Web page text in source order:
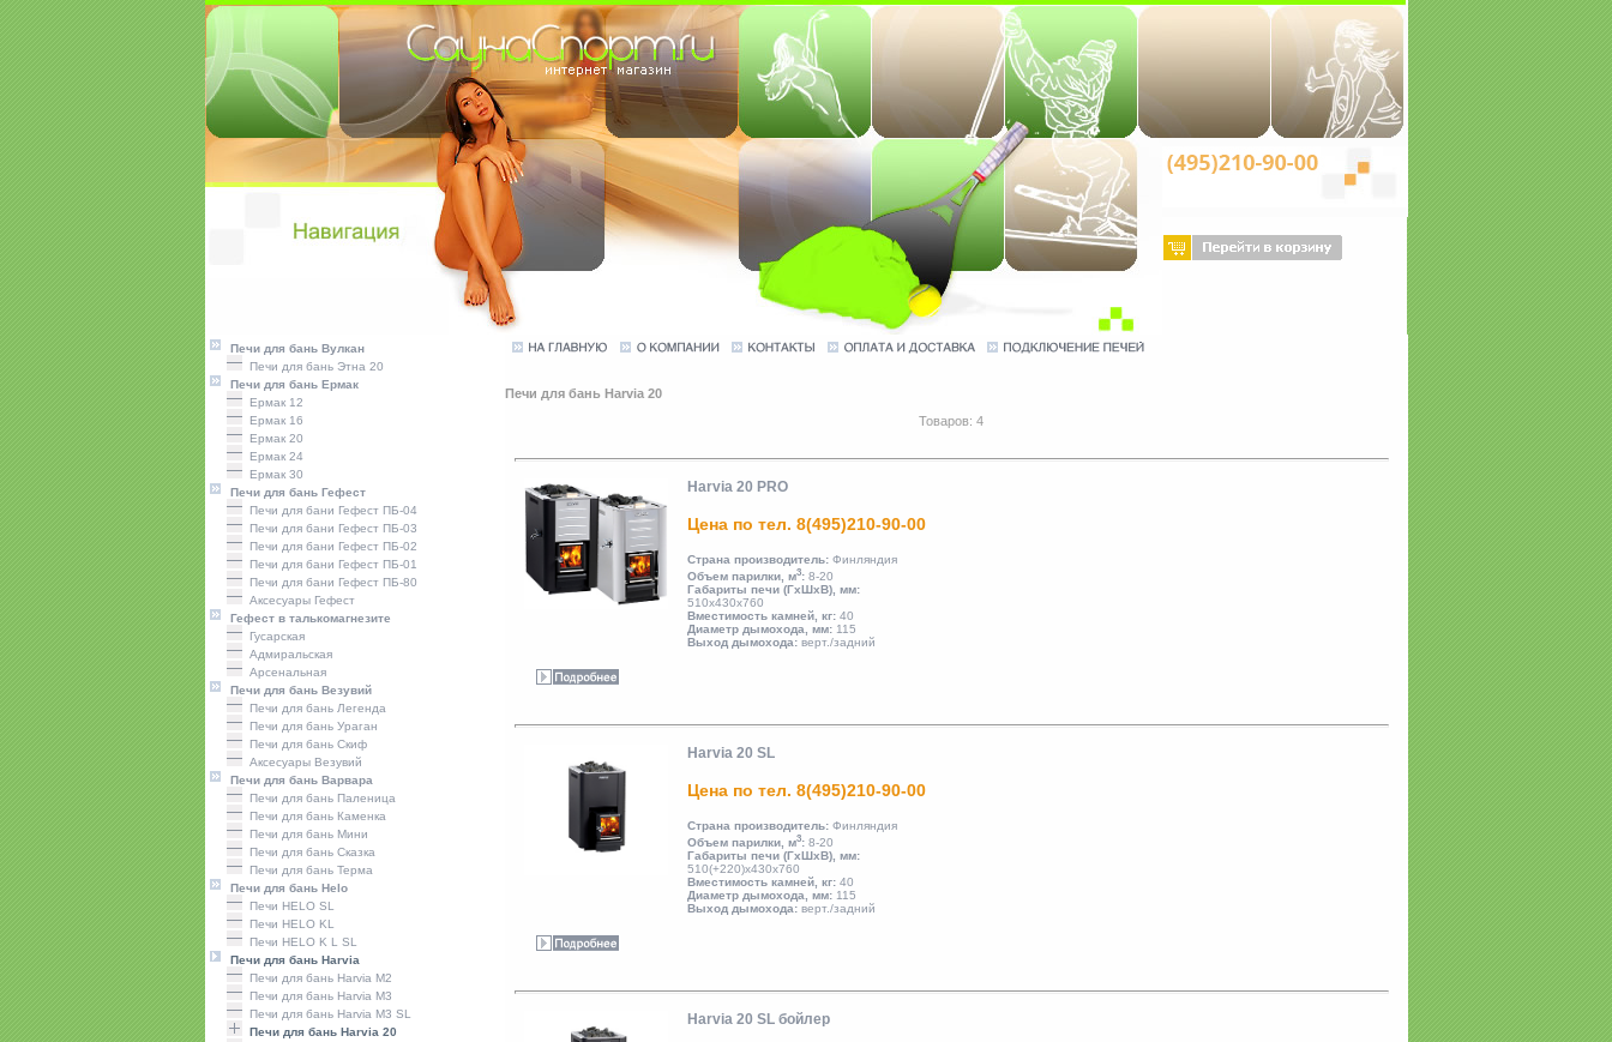
Печи для бань Вулкан
Печи для бань Этна 20
Печи для бань Ермак
Ермак 12
Ермак 16
Ермак 20
Ермак 24
Ермак 30
Печи для бань Гефест
Печи для бани Гефест ПБ-04
Печи для бани Гефест ПБ-03
Печи для бани Гефест ПБ-02
Печи для бани Гефест ПБ-01
Печи для бани Гефест ПБ-80
Аксесуары Гефест
Гефест в талькомагнезите
Гусарская
Адмиральская
Арсенальная
Печи для бань Везувий
Печи для бань Легенда
Печи для бань Ураган
Печи для бань Скиф
Аксесуары Везувий
Печи для бань Варвара
Печи для бань Паленица
Печи для бань Каменка
Печи для бань Мини
Печи для бань Сказка
Печи для бань Терма
Печи для бань Helo
Печи HELO SL
Печи HELO KL
Печи HELO K L SL
Печи для бань Harvia
Печи для бань Harvia M2
Печи для бань Harvia M3
Печи для бань Harvia M3 SL
Печи для бань Harvia 20
Печи для бань Harvia 20
Товаров: 4
Harvia 20 PRO
Цена по тел. 8(495)210-90-00
Страна производитель:Финляндия
Объем парилки, м3:8-20
Габариты печи (ГхШхВ), мм:
510х430х760
Вместимость камней, кг:40
Диаметр дымохода, мм:115
Выход дымохода:верт./задний
Harvia 20 SL
Цена по тел. 8(495)210-90-00
Страна производитель:Финляндия
Объем парилки, м3:8-20
Габариты печи (ГхШхВ), мм:
510(+220)х430х760
Вместимость камней, кг:40
Диаметр дымохода, мм:115
Выход дымохода:верт./задний
Harvia 20 SL бойлер